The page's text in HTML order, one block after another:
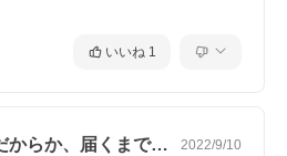
いいね 1
チェアと一緒に頼んだからか、届くまで1… 2022/9/10